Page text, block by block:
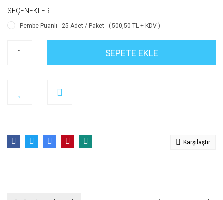
SEÇENEKLER
Pembe Puanlı - 25 Adet / Paket - ( 500,50 TL + KDV )
SEPETE EKLE
Karşılaştır